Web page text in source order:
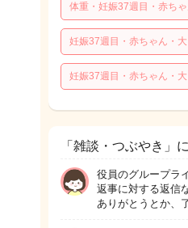
体重・妊娠37週目・赤ち
妊娠37週目・赤ちゃん・
妊娠37週目・赤ちゃん・
「雑談・つぶやき」
役員のグループラ
返事に対する返信
ありがとうとか、